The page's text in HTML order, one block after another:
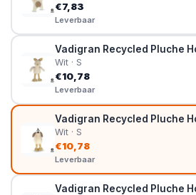
€7,83
Leverbaar
Vadigran Recycled Pluche
Wit · S
€10,78
Leverbaar
Vadigran Recycled Pluche
Wit · S
€10,78
Leverbaar
Vadigran Recycled Pluche